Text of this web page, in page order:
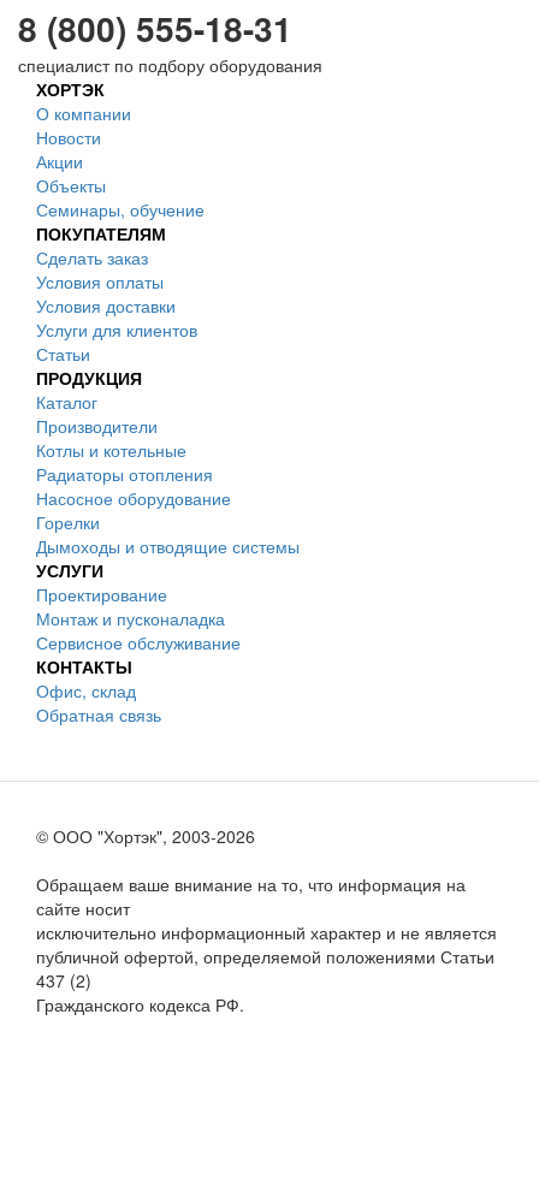
8 (800) 555-18-31
специалист по подбору оборудования
ХОРТЭК
О компании
Новости
Акции
Объекты
Семинары, обучение
ПОКУПАТЕЛЯМ
Сделать заказ
Условия оплаты
Условия доставки
Услуги для клиентов
Статьи
ПРОДУКЦИЯ
Каталог
Производители
Котлы и котельные
Радиаторы отопления
Насосное оборудование
Горелки
Дымоходы и отводящие системы
УСЛУГИ
Проектирование
Монтаж и пусконаладка
Сервисное обслуживание
КОНТАКТЫ
Офис, склад
Обратная связь
© ООО "Хортэк", 2003-2026
Обращаем ваше внимание на то, что информация на
сайте носит
исключительно информационный характер и не является
публичной офертой, определяемой положениями Статьи
437 (2)
Гражданского кодекса РФ.